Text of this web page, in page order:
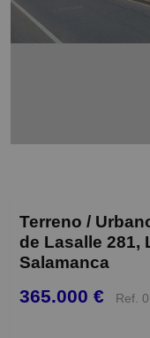
Terreno /
de Lasalle 281,
Salamanca
365.000 € Ref.